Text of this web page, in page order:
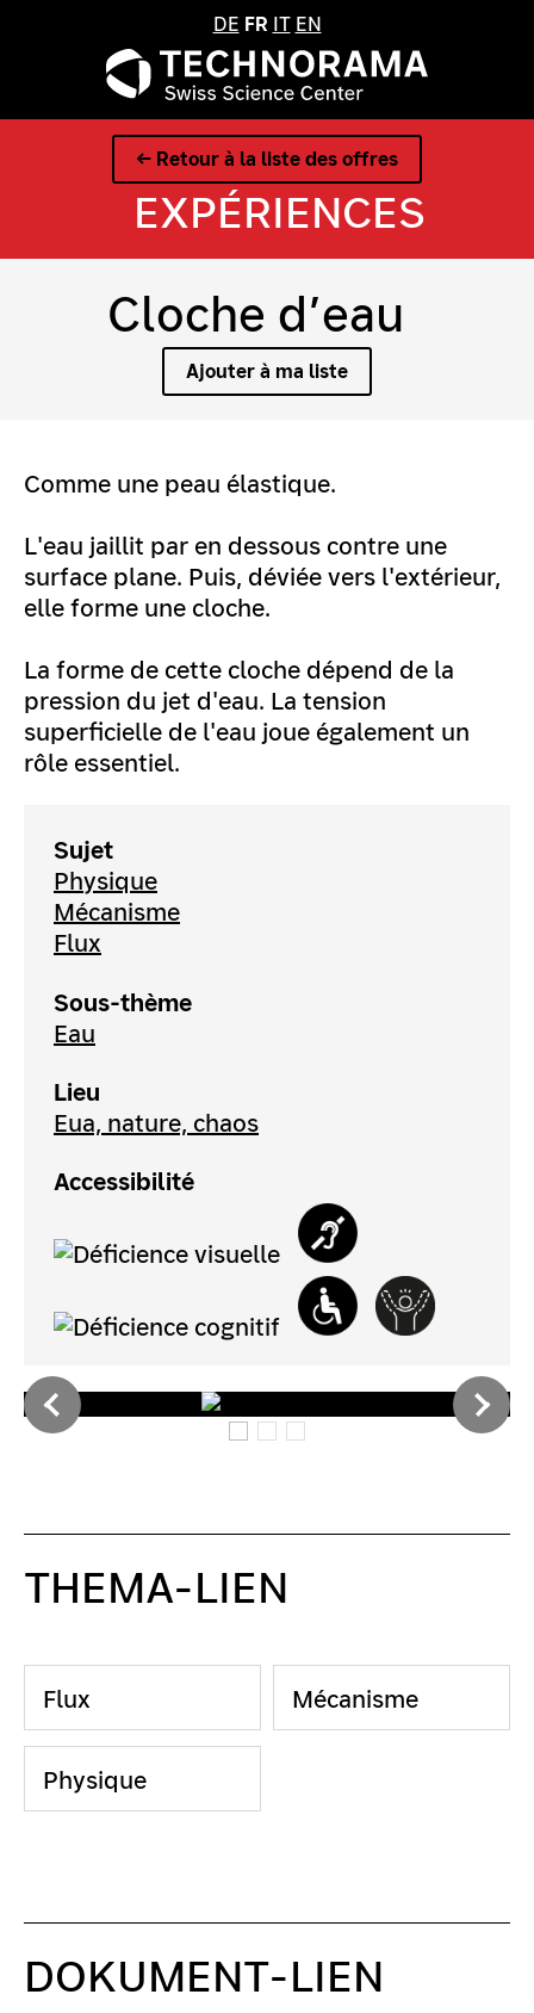
DE FR IT EN
← Retour à la liste des offres
EXPÉRIENCES
Cloche d’eau
Ajouter à ma liste
Comme une peau élastique.
L'eau jaillit par en dessous contre une
surface plane. Puis, déviée vers l'extérieur,
elle forme une cloche.
La forme de cette cloche dépend de la
pression du jet d'eau. La tension
superficielle de l'eau joue également un
rôle essentiel.
Sujet
Physique
Mécanisme
Flux
Sous-thème
Eau
Lieu
Eua, nature, chaos
Accessibilité
THEMA-LIEN
Flux Mécanisme
Physique
DOKUMENT-LIEN